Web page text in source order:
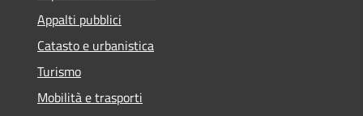
Appalti pubblici
Catasto e urbanistica
Turismo
Mobilità e trasporti